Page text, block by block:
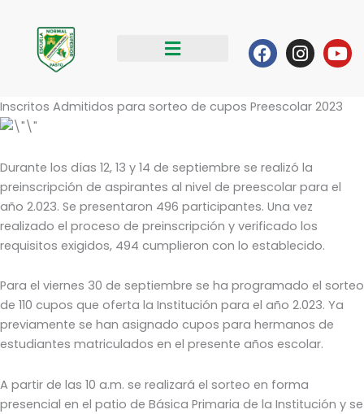
contenido
Facebook
Inscritos Admitidos para sorteo de cupos Preescolar 2023
Durante los días 12, 13 y 14 de septiembre se realizó la
preinscripción de aspirantes al nivel de preescolar para el
año 2.023. Se presentaron 496 participantes. Una vez
realizado el proceso de preinscripción y verificado los
requisitos exigidos, 494 cumplieron con lo establecido.
Para el viernes 30 de septiembre se ha programado el sorteo
de 110 cupos que oferta la Institución para el año 2.023. Ya
previamente se han asignado cupos para hermanos de
estudiantes matriculados en el presente años escolar.
A partir de las 10 a.m. se realizará el sorteo en forma
presencial en el patio de Básica Primaria de la Institución y se